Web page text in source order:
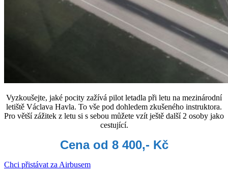
Vyzkoušejte, jaké pocity zažívá pilot letadla při letu na mezinárodní
letiště Václava Havla. To vše pod dohledem zkušeného instruktora.
Pro větší zážitek z letu si s sebou můžete vzít ještě další 2 osoby jako
cestující.
Cena od 8 400,- Kč
Chci přistávat za Airbusem